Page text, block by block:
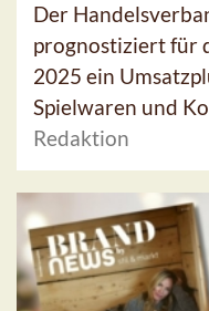
Der
prognostiziert für
2025 ein
Spielwaren und
Redaktion